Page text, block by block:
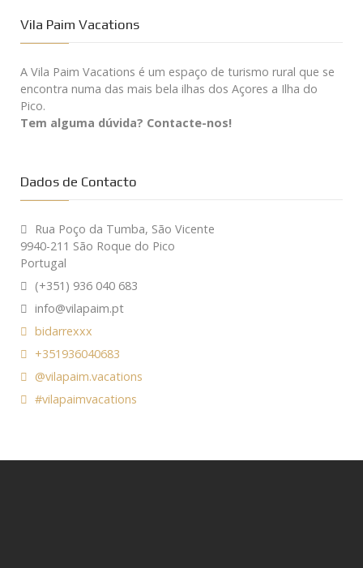
Vila Paim Vacations
A Vila Paim Vacations é um espaço de turismo rural que se
encontra numa das mais bela ilhas dos Açores a Ilha do
Pico.
Tem alguma dúvida? Contacte-nos!
Dados de Contacto
Rua Poço da Tumba, São Vicente
9940-211 São Roque do Pico
Portugal
(+351) 936 040 683
info@vilapaim.pt
bidarrexxx
+351936040683
@vilapaim.vacations
#vilapaimvacations